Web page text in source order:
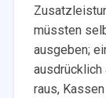
müssten
ausgeben;
ausdrücklich
raus, Kassen